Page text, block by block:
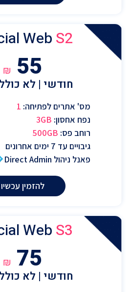
Web S2
55
₪
חודשי | לא
מס' אתרים לפתיחה: 1
נפח אחסון: 3GB
רוחב פס: 500GB
גיבויים עד 7 ימים אחרונים
פאנל ניהול Direct Admin
להזמין עכשיו
Web S3
75
₪
חודשי | לא